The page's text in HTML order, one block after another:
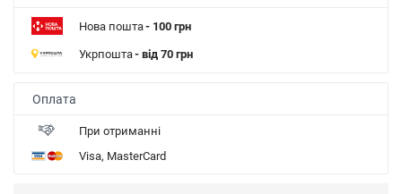
Нова пошта- 100 грн
Укрпошта- від 70 грн
Оплата
При отриманні
Visa, MasterCard